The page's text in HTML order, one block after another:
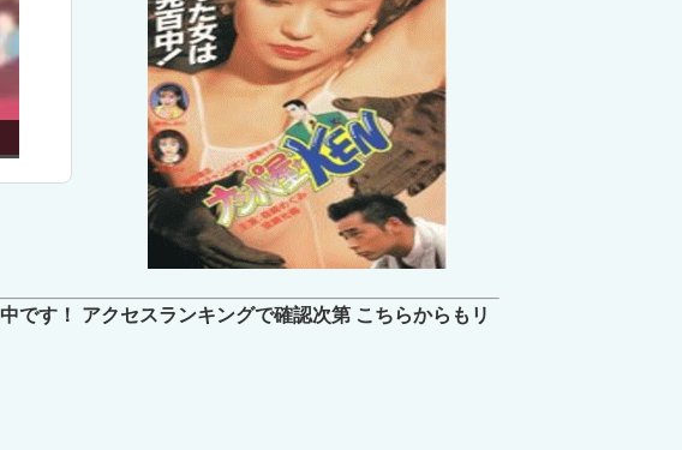
男女の友情は成立するのか？
す！ アクセスランキングで確認次第 こちらからもリ